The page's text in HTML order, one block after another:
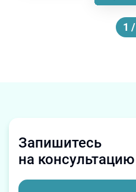
1 /
Запишитесь
на консультацию